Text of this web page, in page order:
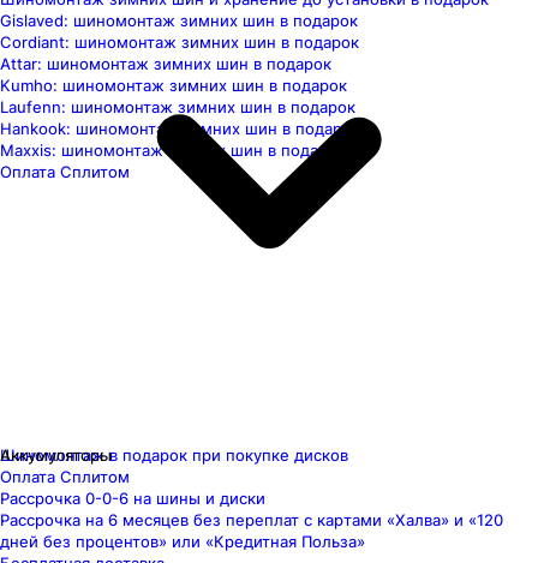
Gislaved: шиномонтаж зимних шин в подарок
Cordiant: шиномонтаж зимних шин в подарок
Attar: шиномонтаж зимних шин в подарок
Kumho: шиномонтаж зимних шин в подарок
Laufenn: шиномонтаж зимних шин в подарок
Hankook: шиномонтаж зимних шин в подарок
Maxxis: шиномонтаж зимних шин в подарок
Оплата Сплитом
Шиномонтаж в подарок при покупке дисков
Оплата Сплитом
Рассрочка 0-0-6 на шины и диски
Рассрочка на 6 месяцев без переплат с картами «Халва» и «120
дней без процентов» или «Кредитная Польза»
Аккумуляторы